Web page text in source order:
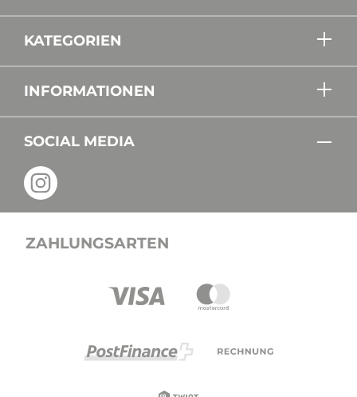
KATEGORIEN
INFORMATIONEN
SOCIAL MEDIA
ZAHLUNGSARTEN